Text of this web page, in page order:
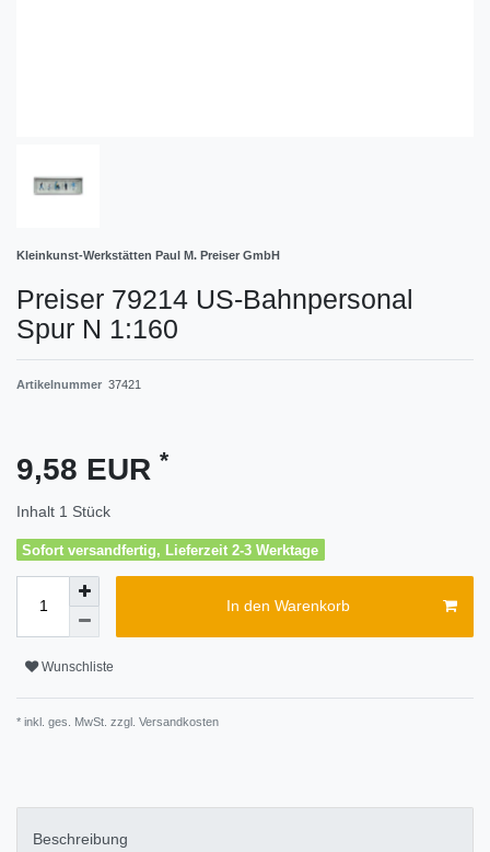
Kleinkunst-Werkstätten Paul M. Preiser GmbH
Preiser 79214 US-Bahnpersonal
Spur N 1:160
Artikelnummer 37421
9,58 EUR *
Inhalt 1 Stück
Sofort versandfertig, Lieferzeit 2-3 Werktage
In den Warenkorb
Wunschliste
* inkl. ges. MwSt. zzgl. Versandkosten
Beschreibung